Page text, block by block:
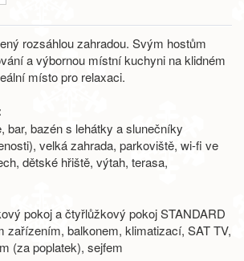
rozsáhlou zahradou. Svým hostům
a výbornou místní kuchyni na klidném
místo pro relaxaci.
bar, bazén s lehátky a slunečníky
velká zahrada, parkoviště, wi-fi ve
dětské hřiště, výtah, terasa,
pokoj a čtyřlůžkový pokoj STANDARD
zařízením, balkonem, klimatizací, SAT TV,
(za poplatek), sejfem